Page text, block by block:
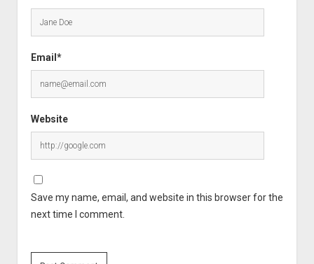
Email*
Website
Save my name, email, and website in this browser for the
next time I comment.